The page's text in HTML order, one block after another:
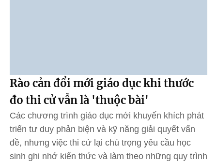
Rào cản đổi mới giáo dục khi thước
đo thi cử vẫn là 'thuộc bài'
Các chương trình giáo dục mới khuyến khích phát
triển tư duy phản biện và kỹ năng giải quyết vấn
đề, nhưng việc thi cử lại chú trọng yêu cầu học
sinh ghi nhớ kiến thức và làm theo những quy trình